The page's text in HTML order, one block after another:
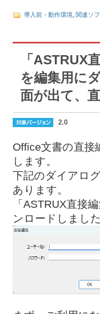
導入前・動作環境, 関連ソ
「
を編集用に
面が出て、
2.0
Office文書の直接
します。
下記のダイアロ
あります。
「ASTRUX直接
ンロードしまし